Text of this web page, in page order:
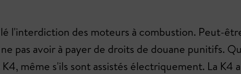
l'interdiction des moteurs à combustion. Peut-
pas avoir à payer de droits de douane punitifs.
même s'ils sont assistés électriquement. La K4